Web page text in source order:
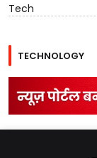
Tech
TECHNOLOGY